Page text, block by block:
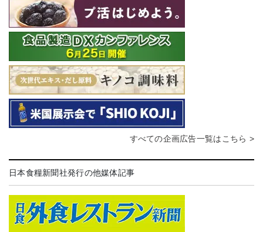
すべての企画広告一覧はこちら >
日本食糧新聞社発行の他媒体記事